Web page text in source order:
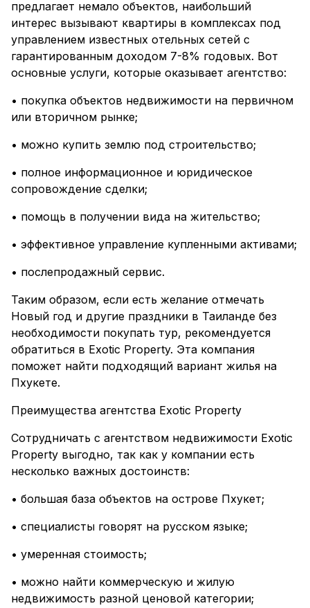
предлагает немало объектов, наибольший
интерес вызывают квартиры в комплексах под
управлением известных отельных сетей с
гарантированным доходом 7-8% годовых. Вот
основные услуги, которые оказывает агентство:
• покупка объектов недвижимости на первичном
или вторичном рынке;
• можно купить землю под строительство;
• полное информационное и юридическое
сопровождение сделки;
• помощь в получении вида на жительство;
• эффективное управление купленными активами;
• послепродажный сервис.
Таким образом, если есть желание отмечать
Новый год и другие праздники в Таиланде без
необходимости покупать тур, рекомендуется
обратиться в Exotic Property. Эта компания
поможет найти подходящий вариант жилья на
Пхукете.
Преимущества агентства Exotic Property
Сотрудничать с агентством недвижимости Exotic
Property выгодно, так как у компании есть
несколько важных достоинств:
• большая база объектов на острове Пхукет;
• специалисты говорят на русском языке;
• умеренная стоимость;
• можно найти коммерческую и жилую
недвижимость разной ценовой категории;